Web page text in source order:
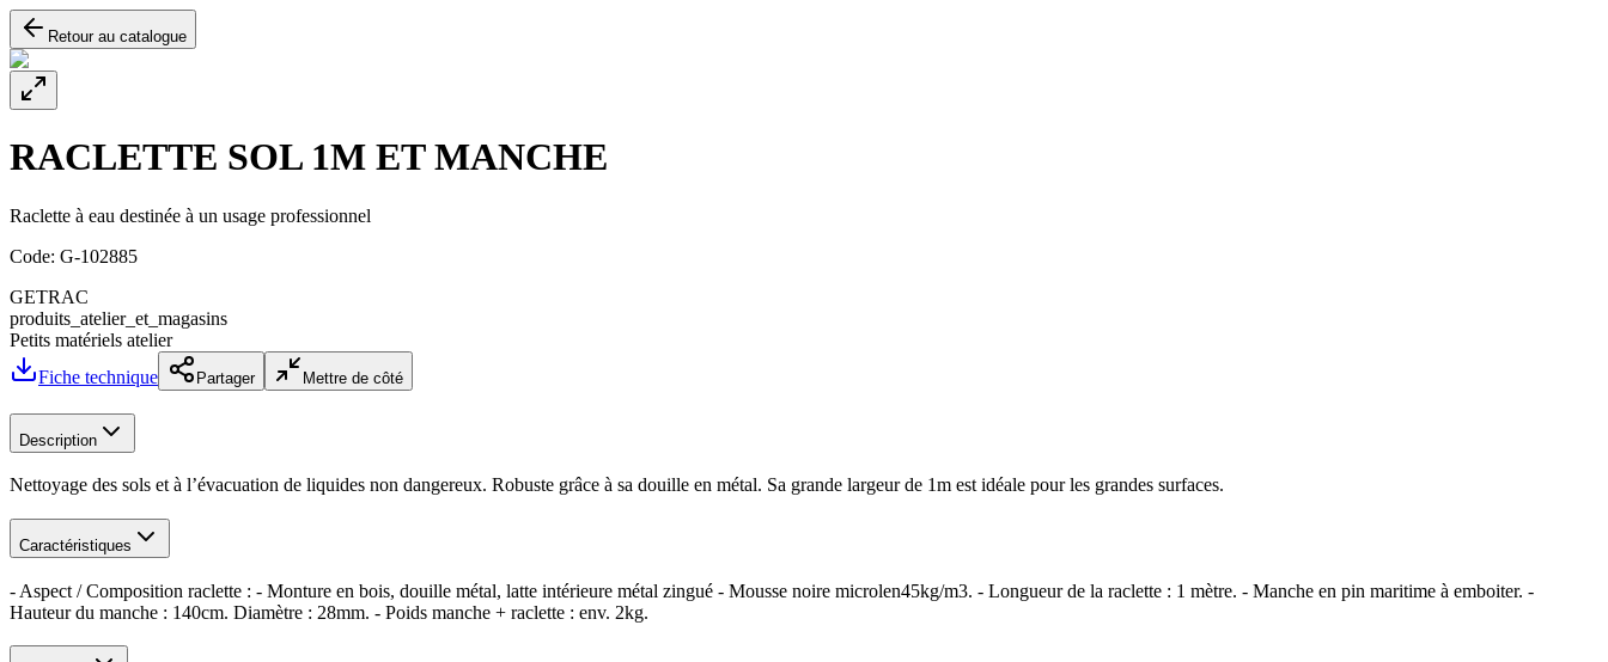
Retour au catalogue
RACLETTE SOL 1M ET MANCHE
Raclette à eau destinée à un usage professionnel
Code: G-102885
GETRAC
produits_atelier_et_magasins
Petits matériels atelier
Fiche technique
Partager Mettre de côté
Description
Nettoyage des sols et à l’évacuation de liquides non dangereux. Robuste grâce à sa douille en métal. Sa grande largeur de 1m est idéale pour les grandes surfaces.
Caractéristiques
- Aspect / Composition raclette : - Monture en bois, douille métal, latte intérieure métal zingué - Mousse noire microlen45kg/m3. - Longueur de la raclette : 1 mètre. - Manche en pin maritime à emboiter. -
Hauteur du manche : 140cm. Diamètre : 28mm. - Poids manche + raclette : env. 2kg.